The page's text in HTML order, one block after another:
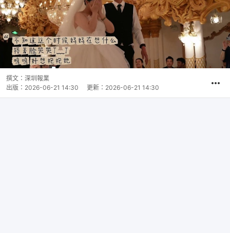
撰文： 深圳報業
出版： 2026-06-21 14:30 更新： 2026-06-21 14:30